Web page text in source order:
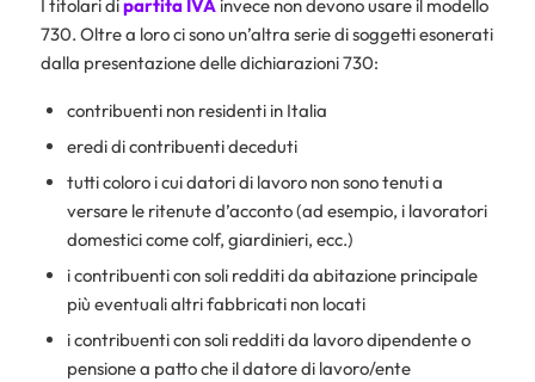
I titolari dipartita IVAinvece non devono usare il modello
730. Oltre a loro ci sono un’altra serie di soggetti esonerati
dalla presentazione delle dichiarazioni 730:
contribuenti non residenti in Italia
eredi di contribuenti deceduti
tutti coloro i cui datori di lavoro non sono tenuti a
versare le ritenute d’acconto (ad esempio, i lavoratori
domestici come colf, giardinieri, ecc.)
i contribuenti con soli redditi da abitazione principale
più eventuali altri fabbricati non locati
i contribuenti con soli redditi da lavoro dipendente o
pensione a patto che il datore di lavoro/ente